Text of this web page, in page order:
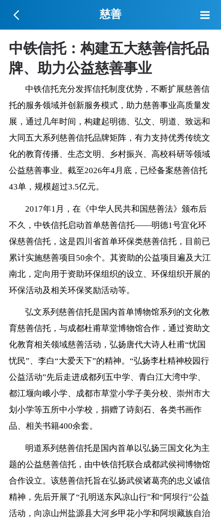
慈善
中铁信托：构建五大慈善信托品
牌、助力公益慈善事业
中铁信托充分发挥信托制度优势，不断扩展慈善信
托的服务领域并创新服务模式，助力慈善事业高质量发
展，通过几年时间，构建起明德、弘文、明道、致远和
大同五大系列慈善信托品牌矩阵，有力支持优秀传统文
化的教育传播、生态文明、乡村振兴、高校科研等领域
公益慈善事业。截至2026年4月底，已经备案慈善信托
43单，规模超过3.5亿元。
2017年1月，在《中华人民共和国慈善法》颁布后
不久，中铁信托启动首单慈善信托——明德1号宜化环
保慈善信托，这是四川省首单环保类慈善信托，目前已
累计实施慈善项目50余个。其资助的公益项目遍及大江
南北，定向用于资助环保组织的设立、环保组织开展的
环保活动及相关环保奖励活动等。
弘文系列慈善信托是国内首单博物馆系列的文化教
育慈善信托，与成都杜甫草堂博物馆合作，通过资助文
化教育相关领域慈善活动，弘扬唐代大诗人杜甫“忧国
忧民”、李白“大爱天下”的精神。“弘扬李杜精神校园行
公益活动”先后走进成都列五中学、青白江大湾中学、
都江堰向峨小学、成都市草堂小学子美分校、崇州市大
划小学等五所中小学校，捐赠了诗刻石、各类书画作
品、相关书籍400余套。
明道系列慈善信托是国内首单以弘扬三国文化为主
题的公益慈善信托，由中铁信托联合成都武侯祠博物馆
合作设立。该慈善信托旨在弘扬武侯诸葛亮的忠义诚信
精神，先后开展了“孔明送东风凉山行”和“阿坝行”公益
活动，向凉山州盐源县大河乡甲花小学和阿坝藏族自治